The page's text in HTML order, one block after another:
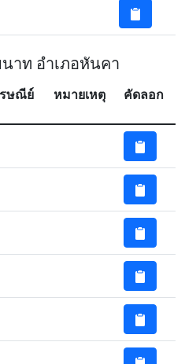
าท อำเภอหันคา
ษณีย์ หมายเหตุ คัดลอก